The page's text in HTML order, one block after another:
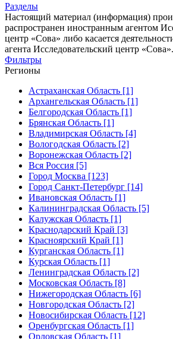
Разделы
Настоящий материал (информация)
распространен иностранным агентом
центр «Сова» либо касается
агента Исследовательский центр «Сова».
Фильтры
Регионы
Астраханская Область [1]
Архангельская Область [1]
Белгородская Область [1]
Брянская Область [1]
Владимирская Область [4]
Вологодская Область [2]
Воронежская Область [2]
Вся Россия [5]
Город Москва [123]
Город Санкт-Петербург [14]
Ивановская Область [1]
Калининградская Область [5]
Калужская Область [1]
Краснодарский Край [3]
Красноярский Край [1]
Курганская Область [1]
Курская Область [1]
Ленинградская Область [2]
Московская Область [8]
Нижегородская Область [6]
Новгородская Область [2]
Новосибирская Область [12]
Оренбургская Область [1]
Орловская Область [1]